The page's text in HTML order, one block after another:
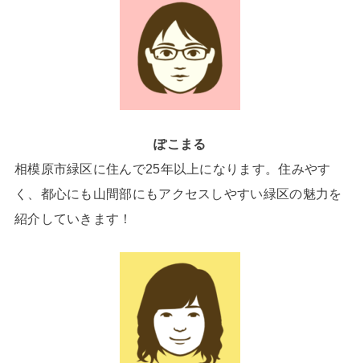
ぽこまる
相模原市緑区に住んで25年以上になります。住みやす
く、都心にも山間部にもアクセスしやすい緑区の魅力を
紹介していきます！